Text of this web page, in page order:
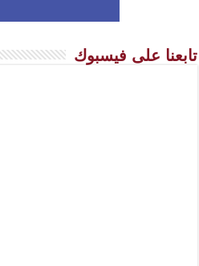
تابعنا على فيسبوك